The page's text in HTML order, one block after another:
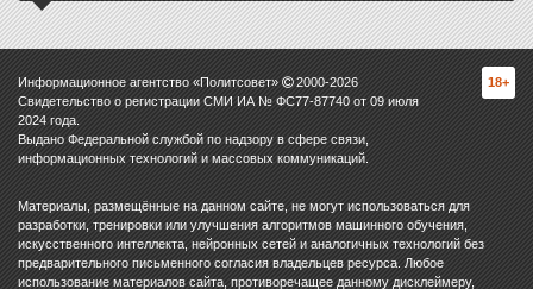
Информационное агентство «Политсовет» 2000-2026
Свидетельство о регистрации СМИ ИА № ФС77-87740 от 09 июля
2024 года.
Выдано Федеральной службой по надзору в сфере связи,
информационных технологий и массовых коммуникаций.
18+
Материалы, размещённые на данном сайте, не могут использоваться для
разработки, тренировки или улучшения алгоритмов машинного обучения,
искусственного интеллекта, нейронных сетей и аналогичных технологий без
предварительного письменного согласия владельцев ресурса. Любое
использование материалов сайта, противоречащее данному дисклеймеру,